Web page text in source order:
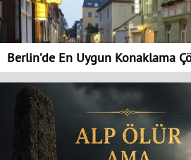
Berlin’de En Uygun Konaklama